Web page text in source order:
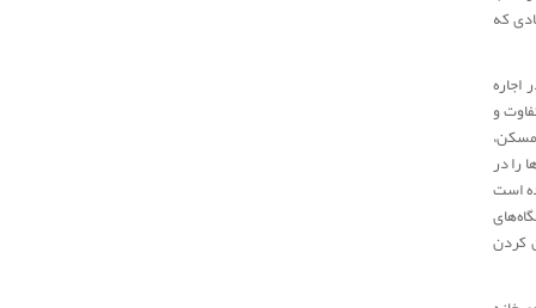
که
و
را در
است
کردن